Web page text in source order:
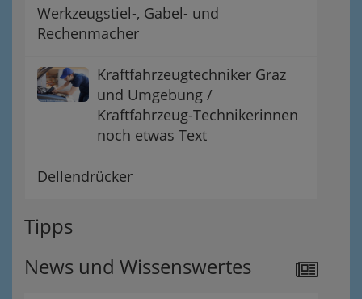
Werkzeugstiel-, Gabel- und
Rechenmacher
Kraftfahrzeugtechniker Graz
und Umgebung /
Kraftfahrzeug-Technikerinnen
noch etwas Text
Dellendrücker
Tipps
News und Wissenswertes